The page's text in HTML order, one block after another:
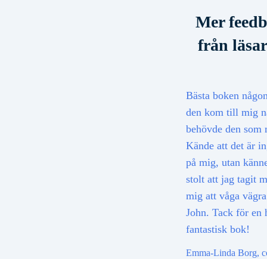
Mer
från
Bästa boken
den kom till mig
behövde den som
Kände att det är
på mig, utan
stolt att jag tagit
mig att våga
John. Tack för en
fantastisk bok!
Emma-Linda Borg,